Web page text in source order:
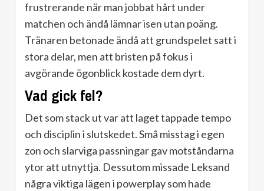
frustrerande när man jobbat hårt under
matchen och ändå lämnar isen utan poäng.
Tränaren betonade ändå att grundspelet satt i
stora delar, men att bristen på fokus i
avgörande ögonblick kostade dem dyrt.
Vad gick fel?
Det som stack ut var att laget tappade tempo
och disciplin i slutskedet. Små misstag i egen
zon och slarviga passningar gav motståndarna
ytor att utnyttja. Dessutom missade Leksand
några viktiga lägen i powerplay som hade